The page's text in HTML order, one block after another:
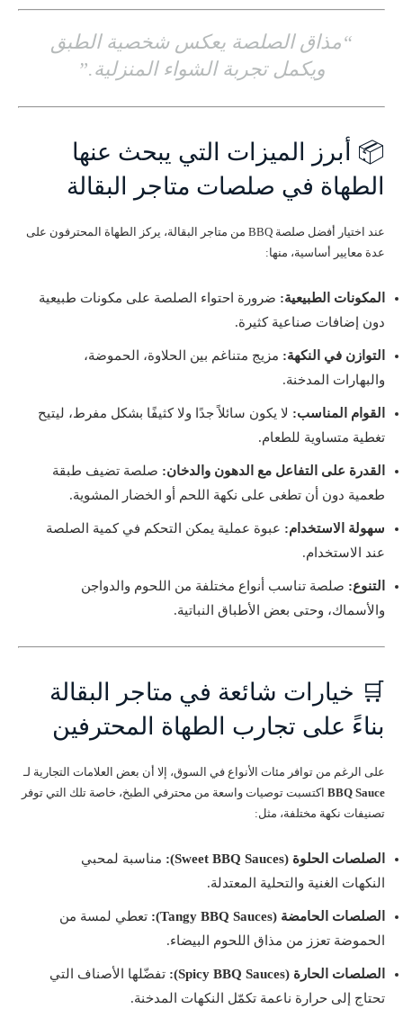
“مذاق الصلصة يعكس شخصية الطبق
ويكمل تجربة الشواء المنزلية.”
📦 أبرز الميزات التي يبحث عنها
الطهاة في صلصات متاجر البقالة
عند اختيار أفضل صلصة BBQ من متاجر البقالة، يركز الطهاة المحترفون على
عدة معايير أساسية، منها:
المكونات الطبيعية: ضرورة احتواء الصلصة على مكونات طبيعية
دون إضافات صناعية كثيرة.
التوازن في النكهة: مزيج متناغم بين الحلاوة، الحموضة،
والبهارات المدخنة.
القوام المناسب: لا يكون سائلاً جدًا ولا كثيفًا بشكل مفرط، ليتيح
تغطية متساوية للطعام.
القدرة على التفاعل مع الدهون والدخان: صلصة تضيف طبقة
طعمية دون أن تطغى على نكهة اللحم أو الخضار المشوية.
سهولة الاستخدام: عبوة عملية يمكن التحكم في كمية الصلصة
عند الاستخدام.
التنوع: صلصة تناسب أنواع مختلفة من اللحوم والدواجن
والأسماك، وحتى بعض الأطباق النباتية.
🛒 خيارات شائعة في متاجر البقالة
بناءً على تجارب الطهاة المحترفين
على الرغم من توافر مئات الأنواع في السوق، إلا أن بعض العلامات التجارية لـ
BBQ Sauce اكتسبت توصيات واسعة من محترفي الطبخ، خاصة تلك التي توفر
تصنيفات نكهة مختلفة، مثل:
الصلصات الحلوة (Sweet BBQ Sauces):
مناسبة لمحبي
النكهات الغنية والتحلية المعتدلة.
الصلصات الحامضة (Tangy BBQ Sauces):
تعطي لمسة من
الحموضة تعزز من مذاق اللحوم البيضاء.
الصلصات الحارة (Spicy BBQ Sauces):
تفضّلها الأصناف التي
تحتاج إلى حرارة ناعمة تكمّل النكهات المدخنة.